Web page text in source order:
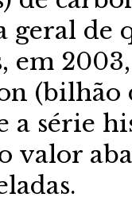
geral de
em
(bilhão
a série
valor